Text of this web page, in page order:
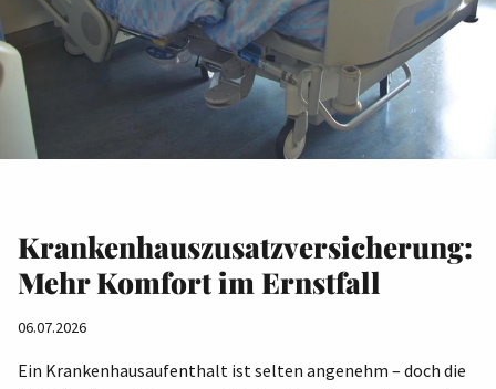
Krankenhauszusatzversicherung:
Mehr Komfort im Ernstfall
06.07.2026
Ein Krankenhausaufenthalt ist selten angenehm – doch die